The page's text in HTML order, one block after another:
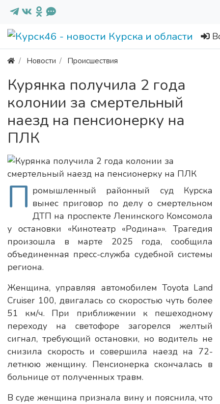
Новости Происшествия
Курянка получила 2 года
колонии за смертельный
наезд на пенсионерку на
ПЛК
П ромышленный районный суд Курска
вынес приговор по делу о смертельном
ДТП на проспекте Ленинского Комсомола
у остановки «Кинотеатр «Родина»». Трагедия
произошла в марте 2025 года, сообщила
объединенная пресс-служба судебной системы
региона.
Женщина, управляя автомобилем Toyota Land
Cruiser 100, двигалась со скоростью чуть более
51 км/ч. При приближении к пешеходному
переходу на светофоре загорелся желтый
сигнал, требующий остановки, но водитель не
снизила скорость и совершила наезд на 72-
летнюю женщину. Пенсионерка скончалась в
больнице от полученных травм.
В суде женщина признала вину и пояснила, что